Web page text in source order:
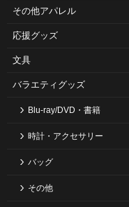
その他アパレル
応援グッズ
文具
バラエティグッズ
Blu-ray/DVD・書籍
時計・アクセサリー
バッグ
その他